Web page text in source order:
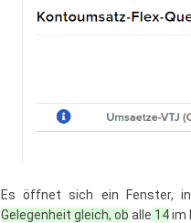
Es öffnet sich ein Fenster,
Gelegenheit gleich, ob alle 14im